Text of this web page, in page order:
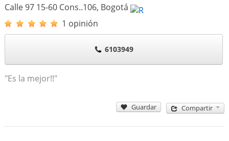
Calle 97 15-60 Cons..106, Bogotá
1 opinión
6103949
"Es la mejor!!"
Guardar Compartir